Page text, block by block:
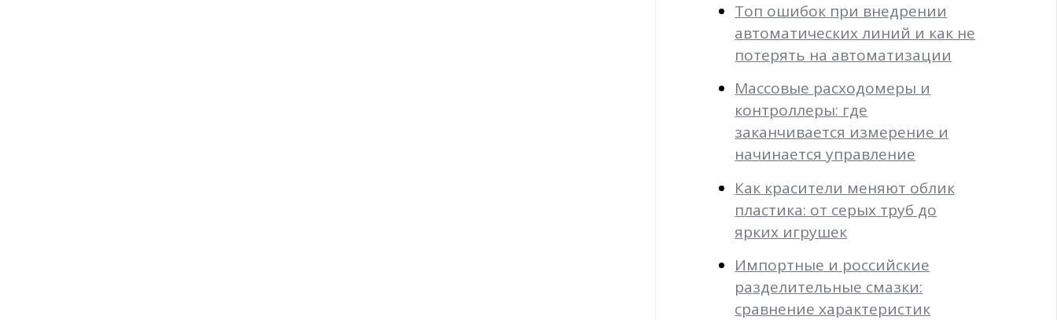
Топ ошибок при внедрении
автоматических линий и как не
потерять на автоматизации
Массовые расходомеры и
контроллеры: где
заканчивается измерение и
начинается управление
Как красители меняют облик
пластика: от серых труб до
ярких игрушек
Импортные и российские
разделительные смазки:
сравнение характеристик